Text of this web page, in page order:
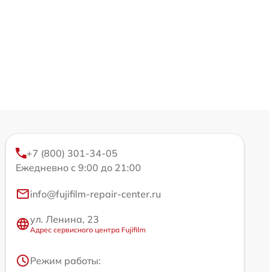
+7 (800) 301-34-05
Ежедневно с 9:00 до 21:00
info@fujifilm-repair-center.ru
ул. Ленина, 23
Адрес сервисного центра Fujifilm
Режим работы: